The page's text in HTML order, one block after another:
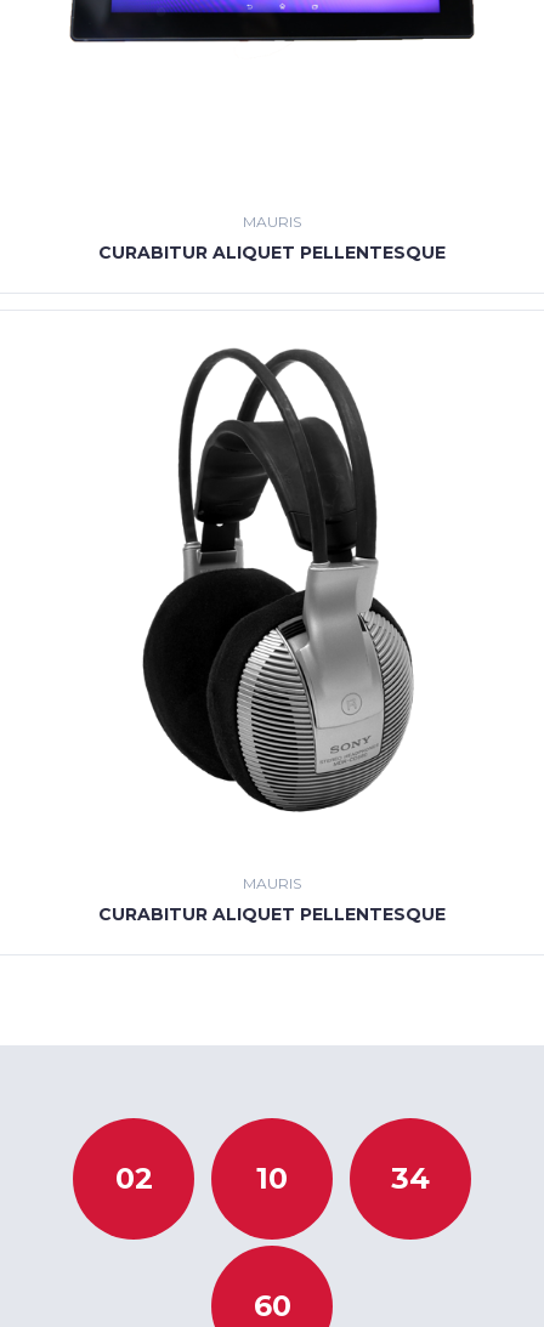
MAURIS
CURABITUR ALIQUET PELLENTESQUE
MAURIS
CURABITUR ALIQUET PELLENTESQUE
02 10 34
60